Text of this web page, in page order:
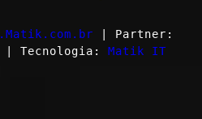
| Partner:
| Tecnologia: Matik IT